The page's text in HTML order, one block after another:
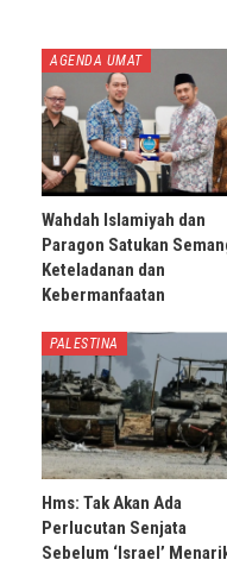
AGENDA UMAT
Wahdah Islamiyah dan
Paragon Satukan
Keteladanan dan
Kebermanfaatan
PALESTINA
Hms: Tak Akan Ada
Perlucutan Senjata
Sebelum ‘Israel’